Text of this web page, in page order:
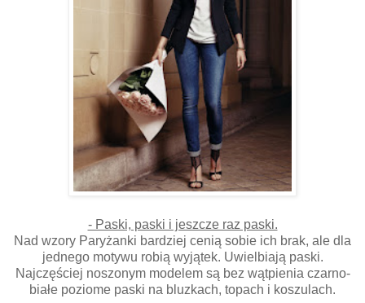
- Paski, paski i jeszcze raz paski.
Nad wzory Paryżanki bardziej cenią sobie ich brak, ale dla
jednego motywu robią wyjątek. Uwielbiają paski.
Najczęściej noszonym modelem są bez wątpienia czarno-
białe poziome paski na bluzkach, topach i koszulach.